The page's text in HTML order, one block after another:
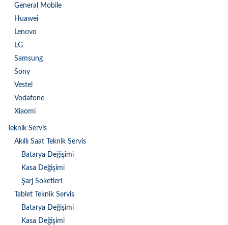
General Mobile
Huawei
Lenovo
LG
Samsung
Sony
Vestel
Vodafone
Xiaomi
Teknik Servis
Akıllı Saat Teknik Servis
Batarya Değişimi
Kasa Değişimi
Şarj Soketleri
Tablet Teknik Servis
Batarya Değişimi
Kasa Değişimi